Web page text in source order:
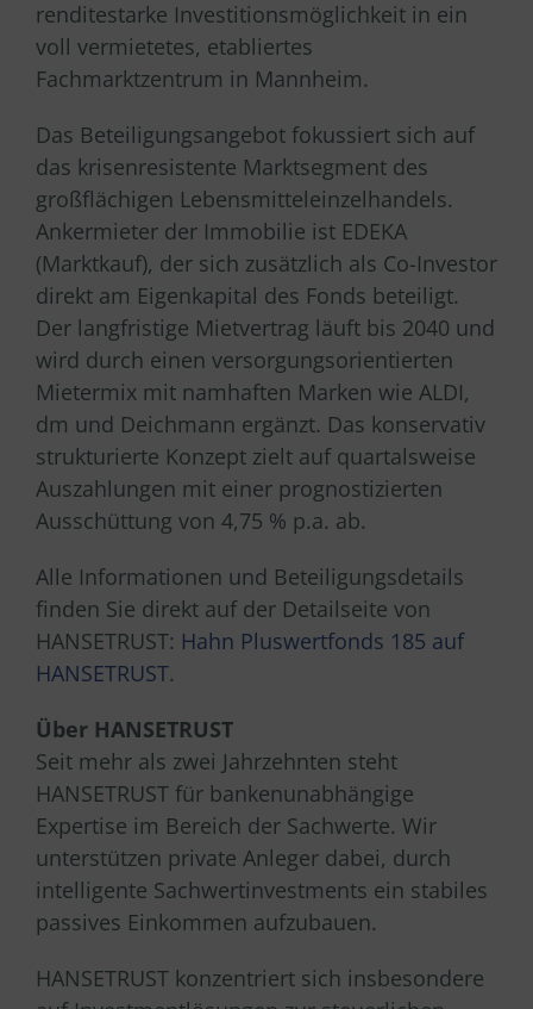
renditestarke Investitionsmöglichkeit in ein
voll vermietetes, etabliertes
Fachmarktzentrum in Mannheim.
Das Beteiligungsangebot fokussiert sich auf
das krisenresistente Marktsegment des
großflächigen Lebensmitteleinzelhandels.
Ankermieter der Immobilie ist EDEKA
(Marktkauf), der sich zusätzlich als Co-Investor
direkt am Eigenkapital des Fonds beteiligt.
Der langfristige Mietvertrag läuft bis 2040 und
wird durch einen versorgungsorientierten
Mietermix mit namhaften Marken wie ALDI,
dm und Deichmann ergänzt. Das konservativ
strukturierte Konzept zielt auf quartalsweise
Auszahlungen mit einer prognostizierten
Ausschüttung von 4,75 % p.a. ab.
Alle Informationen und Beteiligungsdetails
finden Sie direkt auf der Detailseite von
HANSETRUST: Hahn Pluswertfonds 185 auf
HANSETRUST.
Über HANSETRUST
Seit mehr als zwei Jahrzehnten steht
HANSETRUST für bankenunabhängige
Expertise im Bereich der Sachwerte. Wir
unterstützen private Anleger dabei, durch
intelligente Sachwertinvestments ein stabiles
passives Einkommen aufzubauen.
HANSETRUST konzentriert sich insbesondere